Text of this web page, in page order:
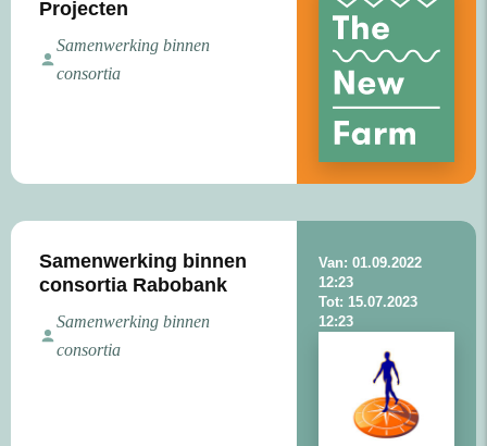
Projecten
Samenwerking binnen
consortia
Samenwerking binnen
consortia Rabobank
Samenwerking binnen
consortia
Van: 01.09.2022
12:23
Tot: 15.07.2023
12:23